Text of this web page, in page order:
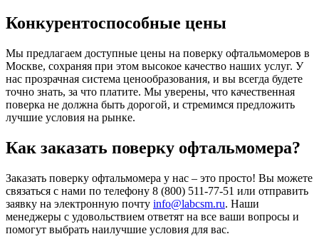
Конкурентоспособные цены
Мы предлагаем доступные цены на поверку офтальмомеров в
Москве, сохраняя при этом высокое качество наших услуг. У
нас прозрачная система ценообразования, и вы всегда будете
точно знать, за что платите. Мы уверены, что качественная
поверка не должна быть дорогой, и стремимся предложить
лучшие условия на рынке.
Как заказать поверку офтальмомера?
Заказать поверку офтальмомера у нас – это просто! Вы можете
связаться с нами по телефону 8 (800) 511-77-51 или отправить
заявку на электронную почту info@labcsm.ru. Наши
менеджеры с удовольствием ответят на все ваши вопросы и
помогут выбрать наилучшие условия для вас.